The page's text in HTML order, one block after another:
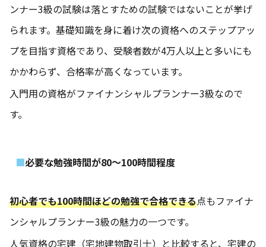
ンナー3級の試験は落とすための試験ではないことが挙げ
られます。基礎知識を身に着け次の資格へのステップアッ
プを目指す資格であり、受験者数が4万人以上と多いにも
かかわらず、合格率が高くなっています。
入門用の資格がファイナンシャルプランナー3級なので
す。
必要な勉強時間が80～100時間程度
初心者でも100時間ほどの勉強で合格できる点もファイナ
ンシャルプランナー3級の魅力の一つです。
人気資格の宅建（宅地建物取引士）と比較すると、宅建の